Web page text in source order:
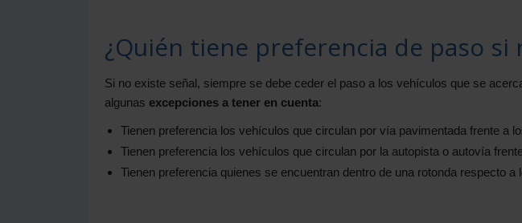
¿Quién tiene preferencia de paso si
Si no existe señal, siempre se debe ceder el paso a los vehículos que se
algunas excepciones a tener en cuenta:
Tienen preferencia los vehículos que circulan por vía pavimentada frente a
Tienen preferencia los vehículos que circulan por la autopista o autovía
Tienen preferencia quienes se encuentran dentro de una rotonda respecto a